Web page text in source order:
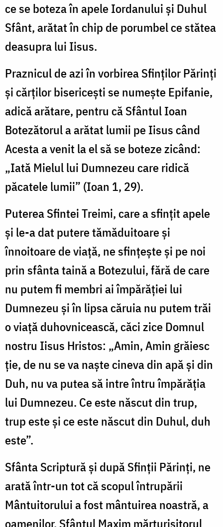
ce se boteza în apele Iordanului şi Duhul
Sfânt, arătat în chip de porumbel ce stătea
deasupra lui Iisus.
Praznicul de azi în vorbirea Sfinţilor Părinţi
şi cărţilor bisericeşti se numeşte Epifanie,
adică arătare, pentru că Sfântul Ioan
Botezătorul a arătat lumii pe Iisus când
Acesta a venit la el să se boteze zicând:
„Iată Mielul lui Dumnezeu care ridică
păcatele lumii” (Ioan 1, 29).
Puterea Sfintei Treimi, care a sfinţit apele
şi le-a dat putere tămăduitoare şi
înnoitoare de viaţă, ne sfinţeşte şi pe noi
prin sfânta taină a Botezului, fără de care
nu putem fi membri ai împărăţiei lui
Dumnezeu şi în lipsa căruia nu putem trăi
o viaţă duhovnicească, căci zice Domnul
nostru Iisus Hristos: „Amin, Amin grăiesc
ţie, de nu se va naşte cineva din apă şi din
Duh, nu va putea să intre întru împărăţia
lui Dumnezeu. Ce este născut din trup,
trup este şi ce este născut din Duhul, duh
este”.
Sfânta Scriptură şi după Sfinţii Părinţi, ne
arată într-un tot că scopul întrupării
Mântuitorului a fost mântuirea noastră, a
oamenilor. Sfântul Maxim mărturisitorul